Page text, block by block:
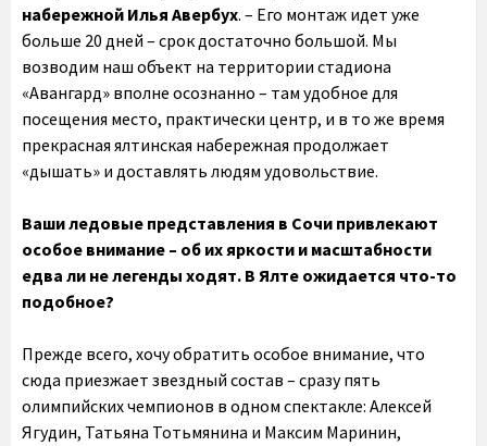
набережной Илья Авербух. – Его монтаж идет уже
больше 20 дней – срок достаточно большой. Мы
возводим наш объект на территории стадиона
«Авангард» вполне осознанно – там удобное для
посещения место, практически центр, и в то же время
прекрасная ялтинская набережная продолжает
«дышать» и доставлять людям удовольствие.
Ваши ледовые представления в Сочи привлекают
особое внимание – об их яркости и масштабности
едва ли не легенды ходят. В Ялте ожидается что-то
подобное?
Прежде всего, хочу обратить особое внимание, что
сюда приезжает звездный состав – сразу пять
олимпийских чемпионов в одном спектакле: Алексей
Ягудин, Татьяна Тотьмянина и Максим Маринин,